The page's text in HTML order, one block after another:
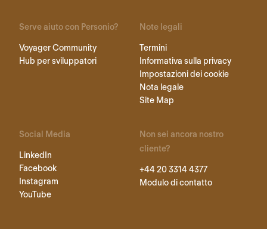
Serve aiuto con Personio?
Voyager Community
Hub per sviluppatori
Note legali
Termini
Informativa sulla privacy
Impostazioni dei cookie
Nota legale
Site Map
Social Media
LinkedIn
Facebook
Instagram
YouTube
Non sei ancora nostro
cliente?
+44 20 3314 4377
Modulo di contatto